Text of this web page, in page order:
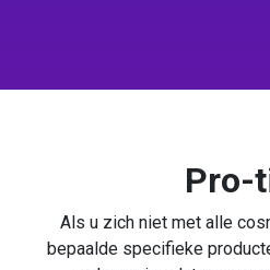
Pro-
Als u zich niet met alle
bepaalde specifieke